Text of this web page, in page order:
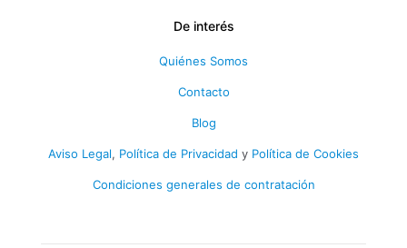
De interés
Quiénes Somos
Contacto
Blog
Aviso Legal, Política de Privacidad y Política de Cookies
Condiciones generales de contratación